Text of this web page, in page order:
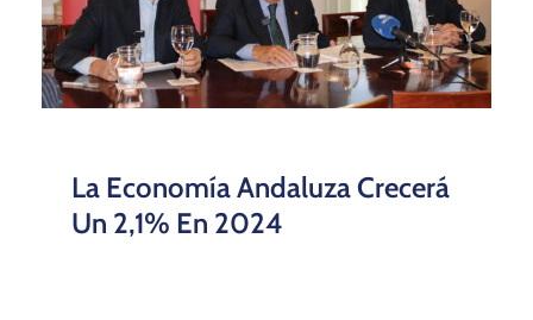
La Economía Andaluza Crecerá
Un 2,1% En 2024